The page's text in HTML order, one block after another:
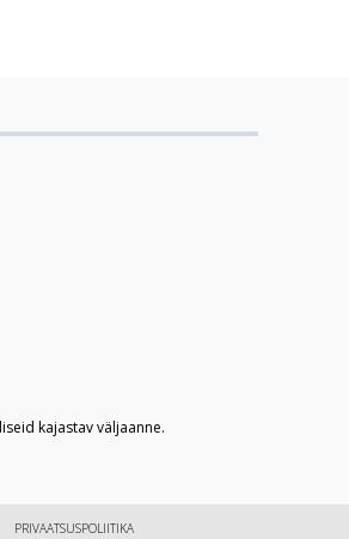
kajastav väljaanne.
PRIVAATSUSPOLIITIKA